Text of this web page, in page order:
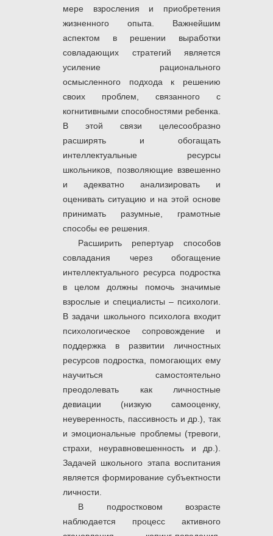
мере взросления и приобретения
жизненного опыта. Важнейшим
аспектом в решении выработки
совладающих стратегий является
усиление рационального
осмысленного подхода к решению
своих проблем, связанного с
когнитивными способностями ребенка.
В этой связи целесообразно
расширять и обогащать
интеллектуальные ресурсы
школьников, позволяющие взвешенно
и адекватно анализировать и
оценивать ситуацию и на этой основе
принимать разумные, грамотные
способы ее решения.
Расширить репертуар способов
совладания через обогащение
интеллектуального ресурса подростка
в целом должны помочь значимые
взрослые и специалисты – психологи.
В задачи школьного психолога входит
психологическое сопровождение и
поддержка в развитии личностных
ресурсов подростка, помогающих ему
научиться самостоятельно
преодолевать как личностные
девиации (низкую самооценку,
неуверенность, пассивность и др.), так
и эмоциональные проблемы (тревоги,
страхи, неуравновешенность и др.).
Задачей школьного этапа воспитания
является формирование субъектности
личности.
В подростковом возрасте
наблюдается процесс активного